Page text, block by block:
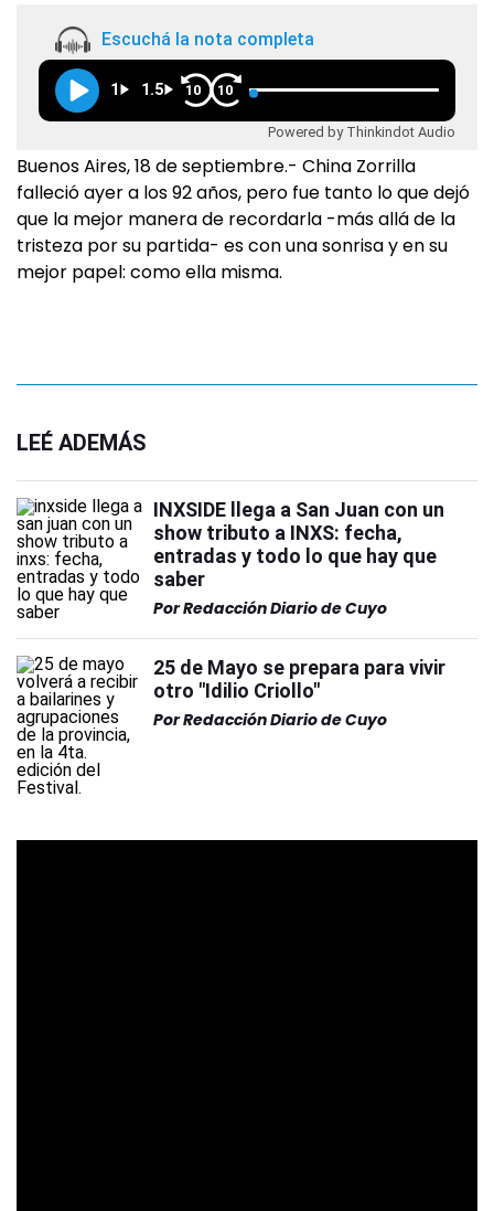
Escuchá la nota completa
1 1.5 10 10
Powered by Thinkindot Audio
Buenos Aires, 18 de septiembre.- China Zorrilla
falleció ayer a los 92 años, pero fue tanto lo que dejó
que la mejor manera de recordarla -más allá de la
tristeza por su partida- es con una sonrisa y en su
mejor papel: como ella misma.
LEÉ ADEMÁS
INXSIDE llega a San Juan con un
show tributo a INXS: fecha,
entradas y todo lo que hay que
saber
PorRedacción Diario de Cuyo
25 de Mayo se prepara para vivir
otro "Idilio Criollo"
PorRedacción Diario de Cuyo